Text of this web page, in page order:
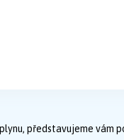
představujeme vám